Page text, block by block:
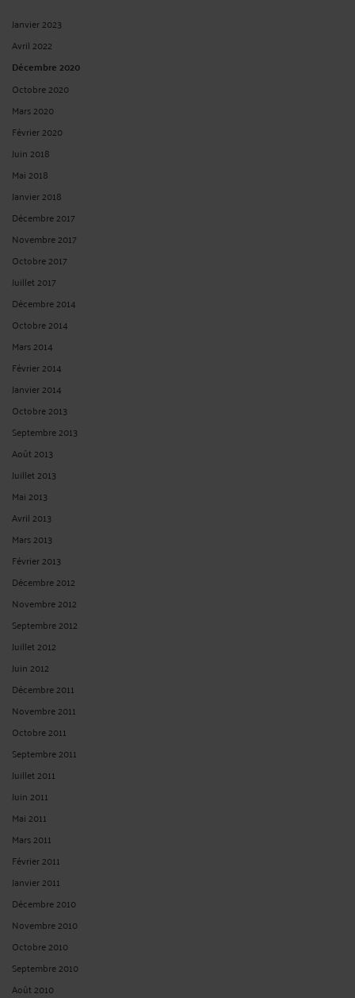
Janvier 2023
Avril 2022
Décembre 2020
Octobre 2020
Mars 2020
Février 2020
Juin 2018
Mai 2018
Janvier 2018
Décembre 2017
Novembre 2017
Octobre 2017
Juillet 2017
Décembre 2014
Octobre 2014
Mars 2014
Février 2014
Janvier 2014
Octobre 2013
Septembre 2013
Août 2013
Juillet 2013
Mai 2013
Avril 2013
Mars 2013
Février 2013
Décembre 2012
Novembre 2012
Septembre 2012
Juillet 2012
Juin 2012
Décembre 2011
Novembre 2011
Octobre 2011
Septembre 2011
Juillet 2011
Juin 2011
Mai 2011
Mars 2011
Février 2011
Janvier 2011
Décembre 2010
Novembre 2010
Octobre 2010
Septembre 2010
Août 2010